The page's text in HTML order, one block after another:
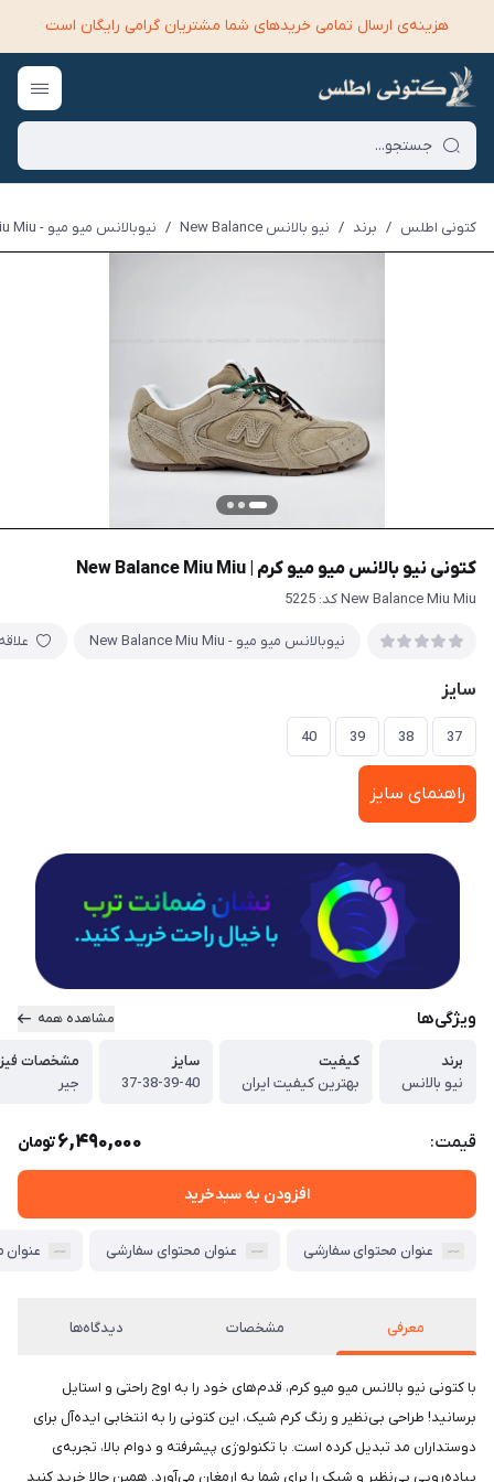
هزینه‌ی ارسال تمامی خرید‌های شما مشتریان گرامی رایگان است
کتونی اطلس / برند / نیو بالانس New Balance / نیوبالانس میو میو - New Balance Miu Miu
کتونی نیو بالانس میو میو کرم | New Balance Miu Miu
New Balance Miu Miu کد: 5225
نیوبالانس میو میو - New Balance Miu Miu
سایز
37
38
39
40
راهنمای سایز
ویژگی‌ها مشاهده همه
برند
نیو بالانس
کیفیت
بهترین کیفیت ایران
سایز
37-38-39-40
مشخصات
جیر
قیمت: 6,490,000تومان
افزودن به سبدخرید
عنوان محتوای سفارشی عنوان محتوای سفارشی عنوان
معرفی مشخصات دیدگاه‌ها
با کتونی نیو بالانس میو میو کرم، قدم‌های خود را به اوج راحتی و استایل
برسانید! طراحی بی‌نظیر و رنگ کرم شیک، این کتونی را به انتخابی ایده‌آل برای
دوستداران مد تبدیل کرده است. با تکنولوژی پیشرفته و دوام بالا، تجربه‌ی
پیاده‌رویی بی‌نظیر و شیک را برای شما به ارمغان می‌آورد. همین حالا خرید کنید